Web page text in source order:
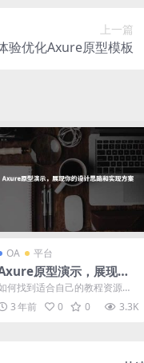
上一篇
验优化Axure原型模板
OA 平台
原型演示，展现你
设计思路和实现方案
何找到适合自己的教程资源？
学习是一个不断探索的过程，而
程资源是我们获取知识...
3 年前 0 0 3.3K